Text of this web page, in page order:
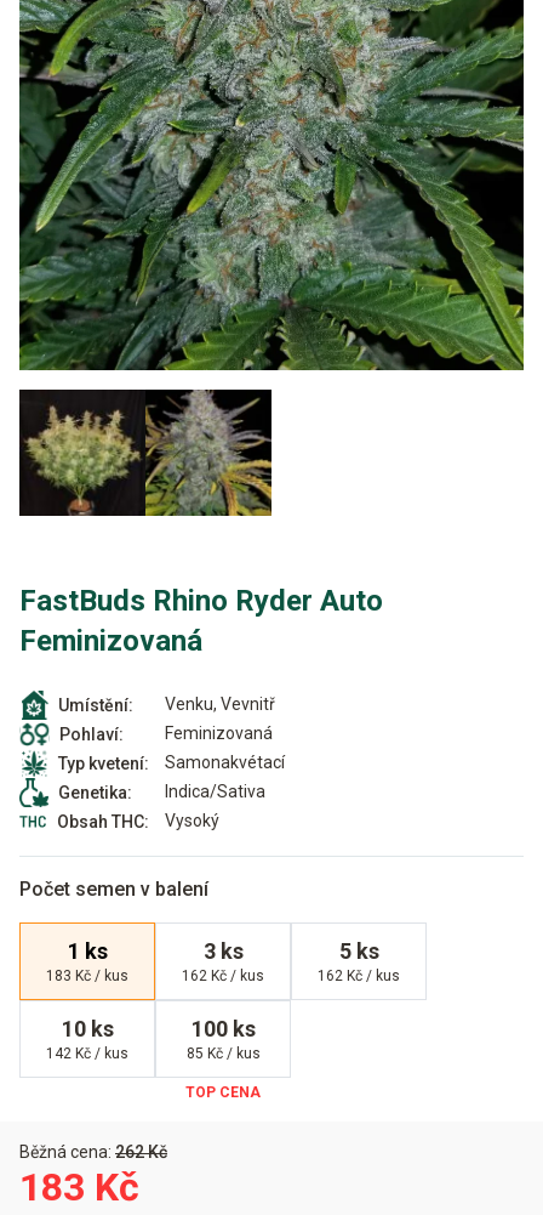
FastBuds Rhino Ryder Auto
Feminizovaná
Umístění:
Venku, Vevnitř
Pohlaví:
Feminizovaná
Typ kvetení:
Samonakvétací
Genetika:
Indica/Sativa
Obsah THC:
Vysoký
Počet semen v balení
1 ks
183 Kč / kus
3 ks
162 Kč / kus
5 ks
162 Kč / kus
10 ks
142 Kč / kus
100 ks
85 Kč / kus
Běžná cena: 262 Kč
183 Kč